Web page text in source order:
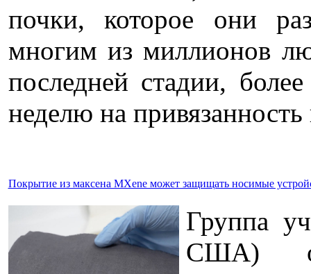
почки, которое они
многим из миллионов
последней стадии,
неделю на
Покрытие из максена MXene может защищать носимые
Группа
США)